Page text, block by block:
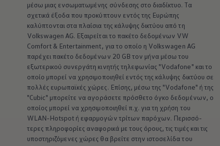
μέσω μιας ενσωματωμένης σύνδεσης στο διαδίκτυο. Τα
σχετικά έξοδα που προκύπτουν εντός της Ευρώπης
καλύπτονται στα πλαίσια της κάλυψης δικτύου από τη
Volkswagen AG. Εξαιρείται το πακέτο δεδομένων VW
Comfort & Entertainment, για το οποίο η Volkswagen AG
παρέχει πακέτο δεδομένων 20 GB τον μήνα μέσω του
εξωτερικού συνεργάτη κινητής τηλεφωνίας "Vodafone" και το
οποίο μπορεί να χρησιμοποιηθεί εντός της κάλυψης δικτύου σε
πολλές ευρωπαϊκές χώρες. Επίσης, μέσω της "Vodafone" ή της
"Cubic" μπορείτε να αγοράσετε πρόσθετο όγκο δεδομένων, ο
οποίος μπορεί να χρησιμοποιηθεί π.χ. για τη χρήση του
WLAN-Hotspot ή εφαρμογών τρίτων παρόχων. Περισσό­
τερες πληροφορίες αναφορικά με τους όρους, τις τιμές και τις
υποστηριζόμενες χώρες θα βρείτε στην ιστοσελίδα του